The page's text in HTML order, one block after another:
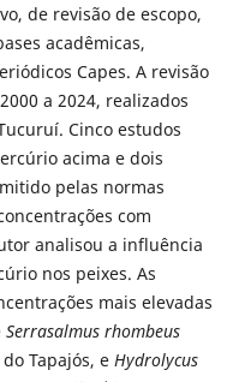
de revisão de escopo,
acadêmicas,
Capes. A revisão
a 2024, realizados
Cinco estudos
acima e dois
pelas normas
com
analisou a influência
nos peixes. As
mais elevadas
Serrasalmus rhombeus
Tapajós, e Hydrolycus